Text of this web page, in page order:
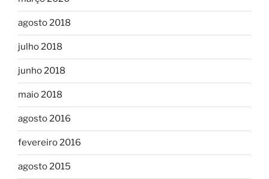
agosto 2018
julho 2018
junho 2018
maio 2018
agosto 2016
fevereiro 2016
agosto 2015